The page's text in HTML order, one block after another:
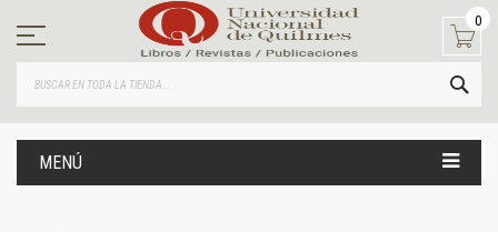
contenido
0
MENÚ